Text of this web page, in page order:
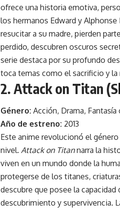
ofrece una historia emotiva,
los hermanos Edward y
resucitar a su madre, pierden
perdido, descubren oscuros
serie destaca por su profundo
toca temas como el sacrificio y la
2. Attack on Titan
Género: Acción, Drama, Fantasía
Año de estreno: 2013
Este anime revolucionó el
nivel. Attack on Titannarra la
viven en un mundo donde la
protegerse de los titanes,
descubre que posee la
descubrimiento y supervivencia.